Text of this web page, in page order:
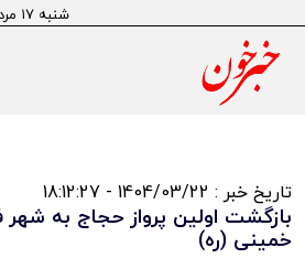
شنبه ۱۷ مرداد ۱۴۰۵ ۱۰:۳۴ ق ظ
تاریخ خبر : 1404/03/22 - 18:12:27
بازگشت اولین پرواز حجاج به شهر
خمینی (ره)